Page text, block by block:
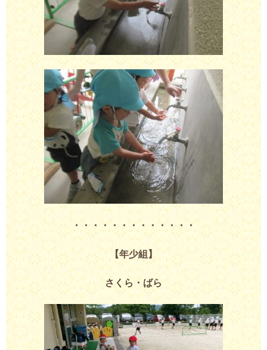
・・・・・・・・・・・・・
【年少組】
さくら・ばら